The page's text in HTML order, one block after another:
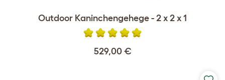
Outdoor Kaninchengehege - 2 x 2 x 1
529,00 €